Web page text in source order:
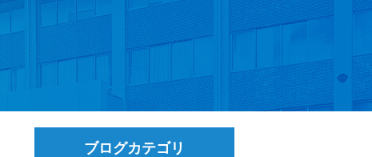
ブログカテゴリ